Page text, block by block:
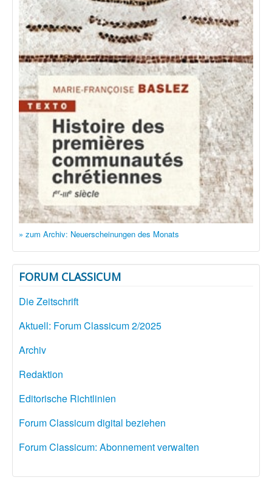
» zum Archiv: Neuerscheinungen des Monats
FORUM CLASSICUM
Die Zeitschrift
Aktuell: Forum Classicum 2/2025
Archiv
Redaktion
Editorische Richtlinien
Forum Classicum digital beziehen
Forum Classicum: Abonnement verwalten